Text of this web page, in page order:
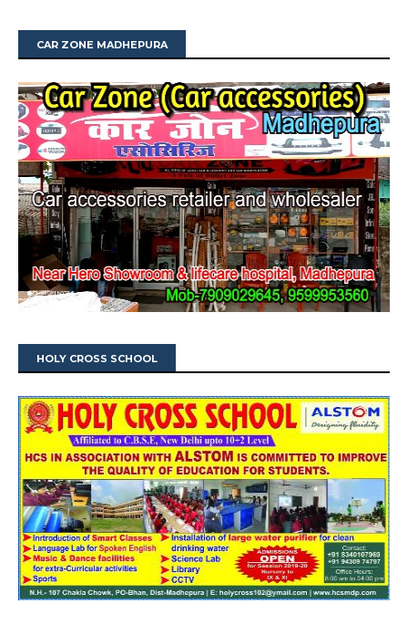
CAR ZONE MADHEPURA
HOLY CROSS SCHOOL